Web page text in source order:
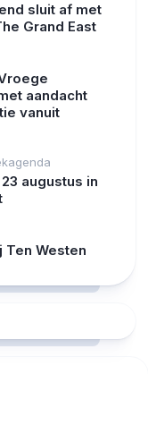
sluit af met
Grand East
aandacht
vanuit
augustus in
Ten Westen